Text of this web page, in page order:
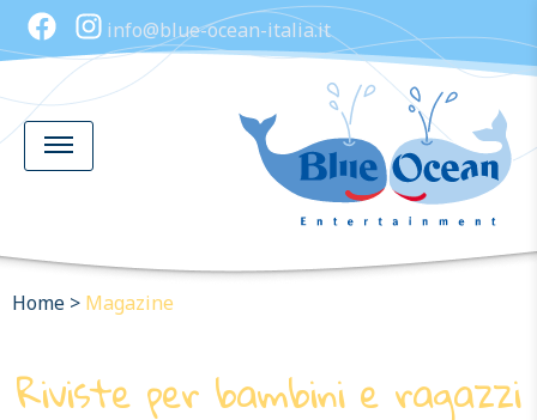
info@blue-ocean-italia.it
Home > Magazine
Riviste per bambini e ragazzi